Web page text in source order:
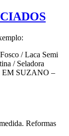
/ Laca Semi
/ Seladora
EM SUZANO –
Reformas